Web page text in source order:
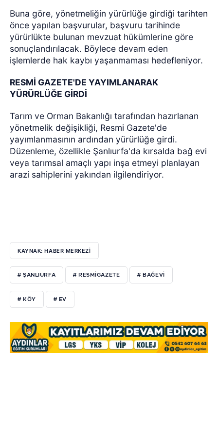
Buna göre, yönetmeliğin yürürlüğe girdiği tarihten
önce yapılan başvurular, başvuru tarihinde
yürürlükte bulunan mevzuat hükümlerine göre
sonuçlandırılacak. Böylece devam eden
işlemlerde hak kaybı yaşanmaması hedefleniyor.
RESMİ GAZETE'DE YAYIMLANARAK
YÜRÜRLÜĞE GİRDİ
Tarım ve Orman Bakanlığı tarafından hazırlanan
yönetmelik değişikliği, Resmi Gazete'de
yayımlanmasının ardından yürürlüğe girdi.
Düzenleme, özellikle Şanlıurfa'da kırsalda bağ evi
veya tarımsal amaçlı yapı inşa etmeyi planlayan
arazi sahiplerini yakından ilgilendiriyor.
KAYNAK: HABER MERKEZİ
# ŞANLIURFA # RESMİGAZETE # BAĞEVİ
# KÖY # EV